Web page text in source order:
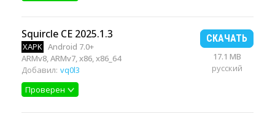
Squircle CE 2025.1.3
XAPK Android 7.0+
ARMv8, ARMv7, x86, x86_64
Добавил: vq0l3
Проверен
СКАЧАТЬ
17.1 MB
русский